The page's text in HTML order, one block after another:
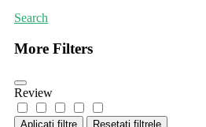
Search
More Filters
Review
Aplicați filtre Resetați filtrele